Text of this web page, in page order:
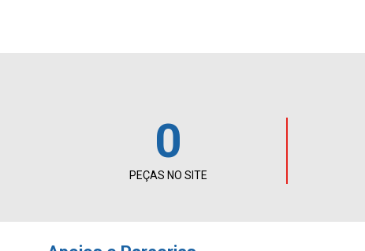
0
PEÇAS NO SITE